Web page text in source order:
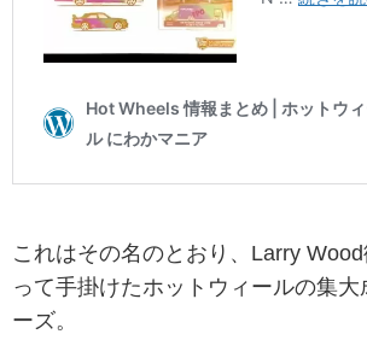
これはその名のとおり、Larry
って手掛けたホットウィールの集大
ーズ。